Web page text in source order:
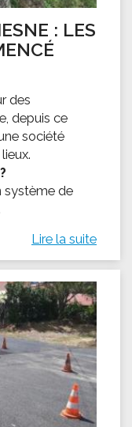
: LES
des
depuis ce
société
système de
Lire la suite